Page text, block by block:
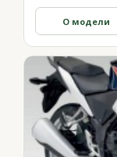
О модели